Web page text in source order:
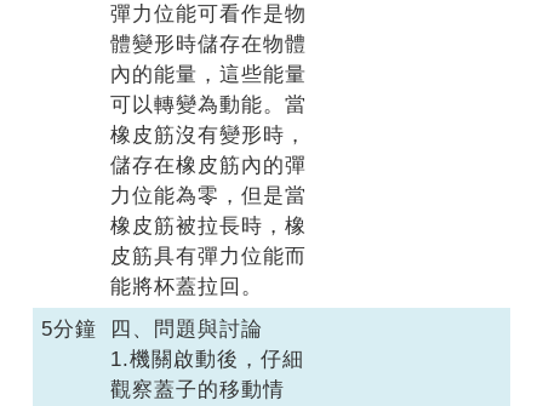
彈力位能可看作是物
體變形時儲存在物體
內的能量，這些能量
可以轉變為動能。當
橡皮筋沒有變形時，
儲存在橡皮筋內的彈
力位能為零，但是當
橡皮筋被拉長時，橡
皮筋具有彈力位能而
能將杯蓋拉回。
5分鐘
四、問題與討論
1.機關啟動後，仔細
觀察蓋子的移動情